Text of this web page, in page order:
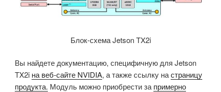
Блок-схема Jetson TX2i
Вы найдете документацию, специфичную для Jetson
TX2i на веб-сайте NVIDIA, а также ссылку настраницу
продукта. Модуль можно приобрести за примерно